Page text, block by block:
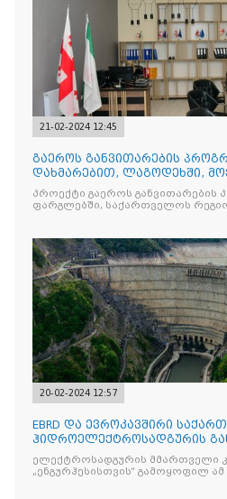
21-02-2024 12:45
გაეროს განვითარების
დახმარებით, ლაგოდეხში,
მომსახურების თანამედროვე
პროექტი გაეროს განვითარების
ფარგლებში, საქართველოს
20-02-2024 12:57
EBRD და ევროკავშირი
ჰიდროელექტროსადგურის
მხარს
ელექტროსადგურის მმართველი
„ენგურჰესისთვის“ გამოყოფილ ამ